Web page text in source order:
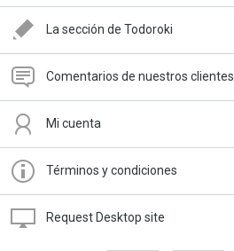
La sección de Todoroki
Comentarios de nuestros clientes
Mi cuenta
Términos y condiciones
Request Desktop site